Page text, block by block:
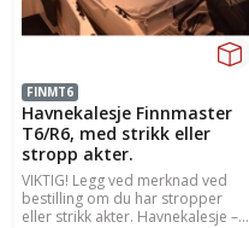
FINMT6
Havnekalesje Finnmaster
T6/R6, med strikk eller
stropp akter.
VIKTIG! Legg ved merknad ved
bestilling om du har stropper
eller strikk akter. Havnekalesje –...